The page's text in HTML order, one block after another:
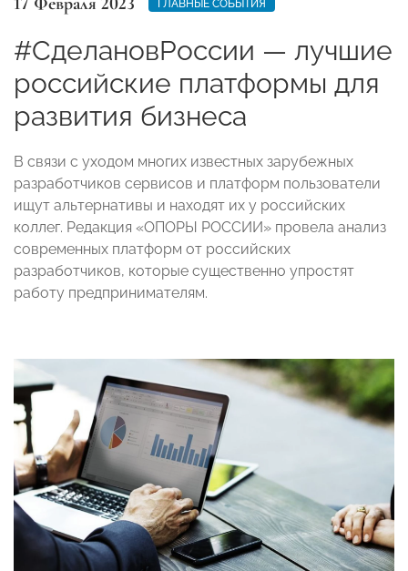
ГЛАВНЫЕ СОБЫТИЯ
#СделановРоссии — лучшие
российские платформы для
развития бизнеса
В связи с уходом многих известных зарубежных
разработчиков сервисов и платформ пользователи
ищут альтернативы и находят их у российских
коллег. Редакция «ОПОРЫ РОССИИ» провела анализ
современных платформ от российских
разработчиков, которые существенно упростят
работу предпринимателям.